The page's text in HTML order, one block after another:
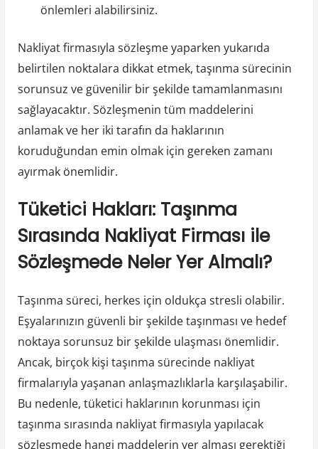
önlemleri alabilirsiniz.
Nakliyat firmasıyla sözleşme yaparken yukarıda
belirtilen noktalara dikkat etmek, taşınma sürecinin
sorunsuz ve güvenilir bir şekilde tamamlanmasını
sağlayacaktır. Sözleşmenin tüm maddelerini
anlamak ve her iki tarafın da haklarının
koruduğundan emin olmak için gereken zamanı
ayırmak önemlidir.
Tüketici Hakları: Taşınma
Sırasında Nakliyat Firması ile
Sözleşmede Neler Yer Almalı?
Taşınma süreci, herkes için oldukça stresli olabilir.
Eşyalarınızın güvenli bir şekilde taşınması ve hedef
noktaya sorunsuz bir şekilde ulaşması önemlidir.
Ancak, birçok kişi taşınma sürecinde nakliyat
firmalarıyla yaşanan anlaşmazlıklarla karşılaşabilir.
Bu nedenle, tüketici haklarının korunması için
taşınma sırasında nakliyat firmasıyla yapılacak
sözleşmede hangi maddelerin yer alması gerektiği